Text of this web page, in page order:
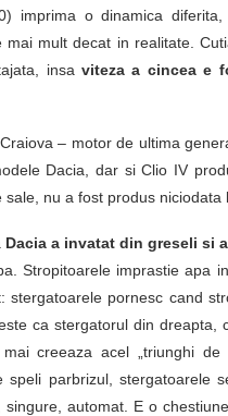
imprima o dinamica
mult decat in realitate.
insaviteza a cincea e
– motor de ultima
Dacia, dar si Clio IV
nu a fost produs niciodata
Dacia a invatat din greseli si
Stropitoarele imprastie apa
stergatoarele pornesc cand
ca stergatorul din
creeaza acel „triunghi
parbrizul, stergatoarele
automat. E o